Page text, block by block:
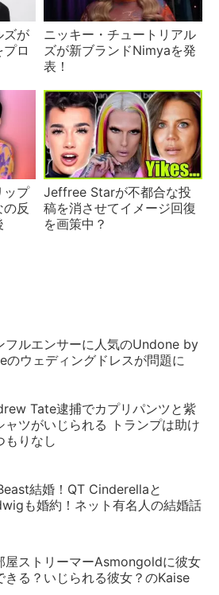
ズが
ロ
ニッキー・チュートリアル
ズが新ブランドNimyaを発
表！
ップ
反
Jeffree Starが不都合な投
稿を消させてイメージ回復
を画策中？
フルエンサーに人気のUndone by
のウェディングドレスが問題に
Tate逮捕でカプリパンツと紫
ャツがいじられる トランプは助け
もりなし
結婚！QT Cinderellaと
も婚約！ネット有名人の結婚話
屋ストリーマーAsmongoldに彼女
きる？いじられる彼女？のKaise